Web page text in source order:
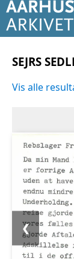
SEJRS
Vis alle
❮